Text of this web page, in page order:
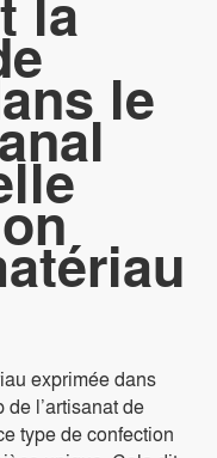
le
exprimée dans
l’artisanat de
type de confection